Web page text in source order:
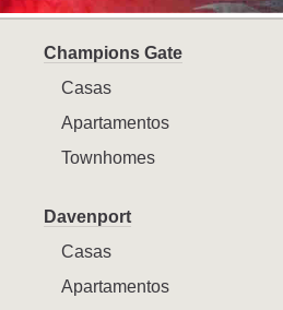
Champions Gate
Casas
Apartamentos
Townhomes
Davenport
Casas
Apartamentos